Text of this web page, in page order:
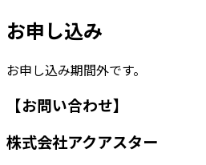
お申し込み
お申し込み期間外です。
【お問い合わせ】
株式会社アクアスター